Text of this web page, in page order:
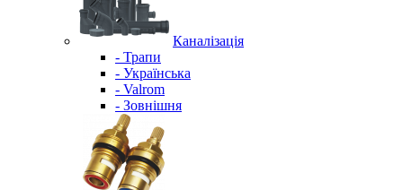
Каналізація
- Трапи
- Українська
- Valrom
- Зовнішня